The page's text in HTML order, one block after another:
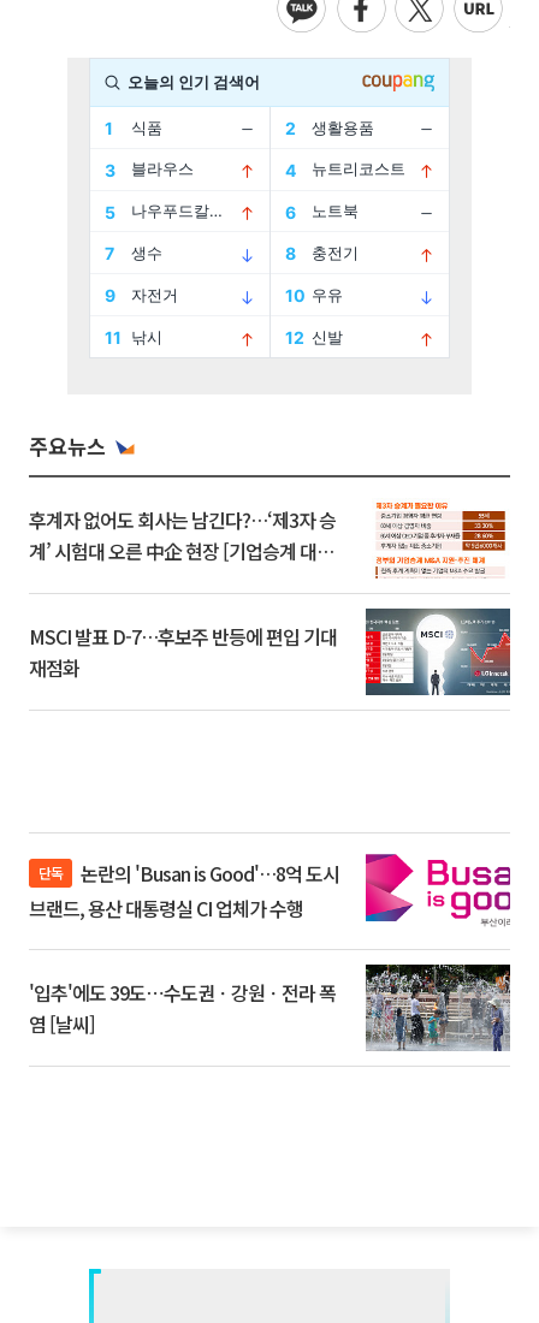
주요뉴스
후계자 없어도 회사는 남긴다?…‘제3자 승
계’ 시험대 오른 中企 현장 [기업승계 대전
MSCI 발표 D-7…후보주 반등에 편입 기대
재점화
단독
브랜드, 용산 대통령실 CI 업체가 수행
'입추'에도 39도⋯수도권ㆍ강원ㆍ전라 폭
염 [날씨]